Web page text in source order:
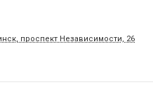
проспект Независимости, 26